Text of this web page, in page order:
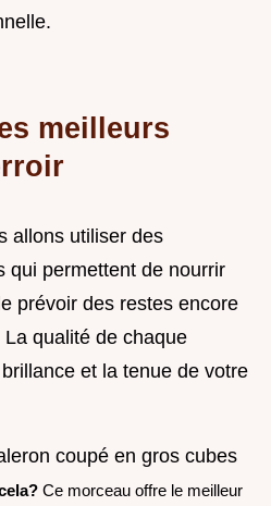
meilleurs
allons utiliser des
qui permettent de nourrir
prévoir des restes encore
qualité de chaque
et la tenue de votre
coupé en gros cubes
Ce morceau offre le meilleur